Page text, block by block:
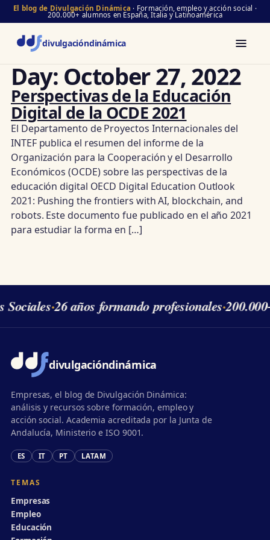
El blog de Divulgación Dinámica · Formación, empleo y acción social ·
200.000+ alumnos en España, Italia y Latinoamérica
divulgacióndinámica
Day: October 27, 2022
Perspectivas de la Educación
Digital de la OCDE 2021
El Departamento de Proyectos Internacionales del
INTEF publica el resumen del informe de la
Organización para la Cooperación y el Desarrollo
Económicos (OCDE) sobre las perspectivas de la
educación digital OECD Digital Education Outlook
2021: Pushing the frontiers with AI, blockchain, and
robots. Este documento fue publicado en el año 2021
para estudiar la forma en […]
Sociales·26 años formando profesionales·
divulgacióndinámica
Empresas, el blog de Divulgación Dinámica:
análisis y recursos sobre formación, empleo y
acción social. Academia acreditada por la Junta de
Andalucía, Ministerio e ISO 9001.
ES IT PT LATAM
TEMAS
Empresas
Empleo
Educación